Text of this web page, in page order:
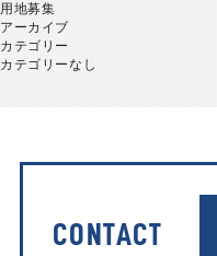
用地募集
アーカイブ
カテゴリー
カテゴリーなし
CONTACT